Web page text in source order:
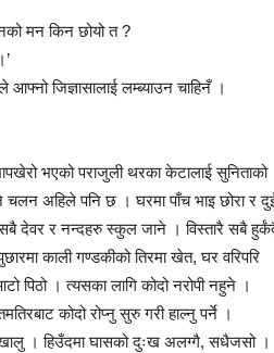
मन किन छोयो त ?
जिज्ञासालाई लम्ब्याउन चाहिनँ ।
भएको पराजुली थरका केटालाई सुनिताको
चलन अहिले पनि छ । घरमा पाँच भाइ छोरा र
सबै देवर र नन्दहरु स्कुल जाने । विस्तारै सबै
काली गण्डकीको तिरमा खेत, घर वरिपरि
पिठो । त्यसका लागि कोदो नरोपी नहुने ।
कोदो रोप्नु सुरु गरी हाल्नु पर्ने ।
। हिउँदमा घासको दुःख अलग्गै, सधैजसो ।